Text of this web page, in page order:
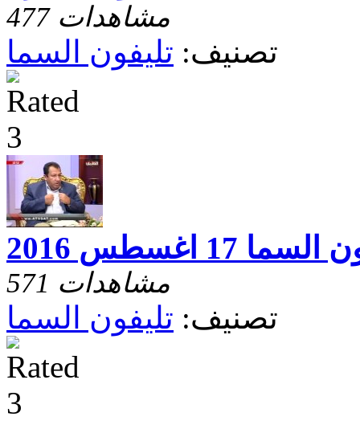
477 مشاهدات
تصنيف: تليفون السما
17 اغسطس 2016
571 مشاهدات
تصنيف: تليفون السما